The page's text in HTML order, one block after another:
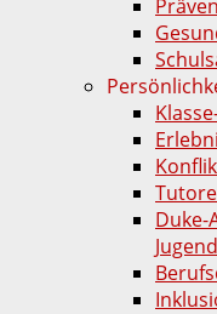
Duke-